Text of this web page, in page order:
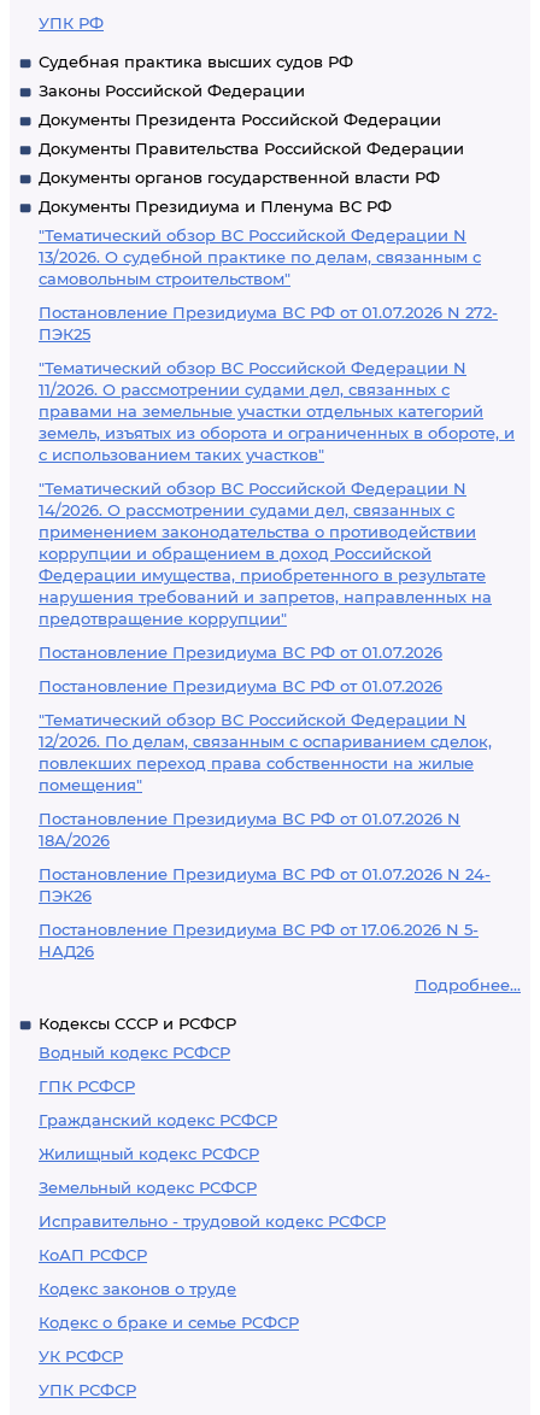
УПК РФ
Судебная практика высших судов РФ
Законы Российской Федерации
Документы Президента Российской Федерации
Документы Правительства Российской Федерации
Документы органов государственной власти РФ
Документы Президиума и Пленума ВС РФ
"Тематический обзор ВС Российской Федерации N
13/2026. О судебной практике по делам, связанным с
самовольным строительством"
Постановление Президиума ВС РФ от 01.07.2026 N 272-
ПЭК25
"Тематический обзор ВС Российской Федерации N
11/2026. О рассмотрении судами дел, связанных с
правами на земельные участки отдельных категорий
земель, изъятых из оборота и ограниченных в обороте, и
с использованием таких участков"
"Тематический обзор ВС Российской Федерации N
14/2026. О рассмотрении судами дел, связанных с
применением законодательства о противодействии
коррупции и обращением в доход Российской
Федерации имущества, приобретенного в результате
нарушения требований и запретов, направленных на
предотвращение коррупции"
Постановление Президиума ВС РФ от 01.07.2026
Постановление Президиума ВС РФ от 01.07.2026
"Тематический обзор ВС Российской Федерации N
12/2026. По делам, связанным с оспариванием сделок,
повлекших переход права собственности на жилые
помещения"
Постановление Президиума ВС РФ от 01.07.2026 N
18А/2026
Постановление Президиума ВС РФ от 01.07.2026 N 24-
ПЭК26
Постановление Президиума ВС РФ от 17.06.2026 N 5-
НАД26
Подробнее...
Кодексы СССР и РСФСР
Водный кодекс РСФСР
ГПК РСФСР
Гражданский кодекс РСФСР
Жилищный кодекс РСФСР
Земельный кодекс РСФСР
Исправительно - трудовой кодекс РСФСР
КоАП РСФСР
Кодекс законов о труде
Кодекс о браке и семье РСФСР
УК РСФСР
УПК РСФСР